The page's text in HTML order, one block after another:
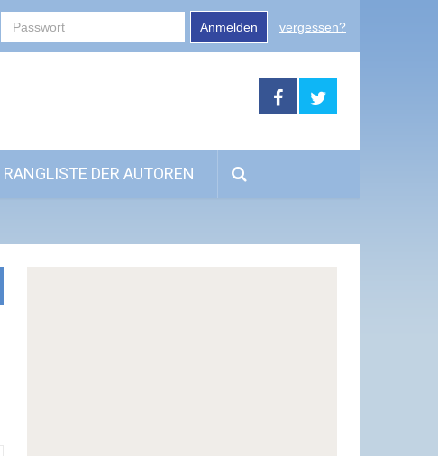
Anmelden vergessen?
RANGLISTE DER AUTOREN